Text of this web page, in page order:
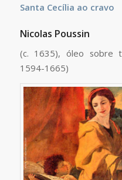
Santa Cecília ao cravo
Nicolas Poussin
(c. 1635), óleo sobre
1594-1665)